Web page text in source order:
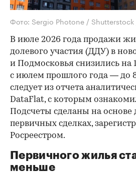
Фото: Sergio Photone / Shutterstock
В июле 2026 года продажи
долевого участия (ДДУ) в
и Подмосковья снизились на
с июлем прошлого года — до
следует из отчета
DataFlat, с которым
Подсчеты сделаны на основе
первичных сделках,
Росреестром.
Первичного жилья
меньше